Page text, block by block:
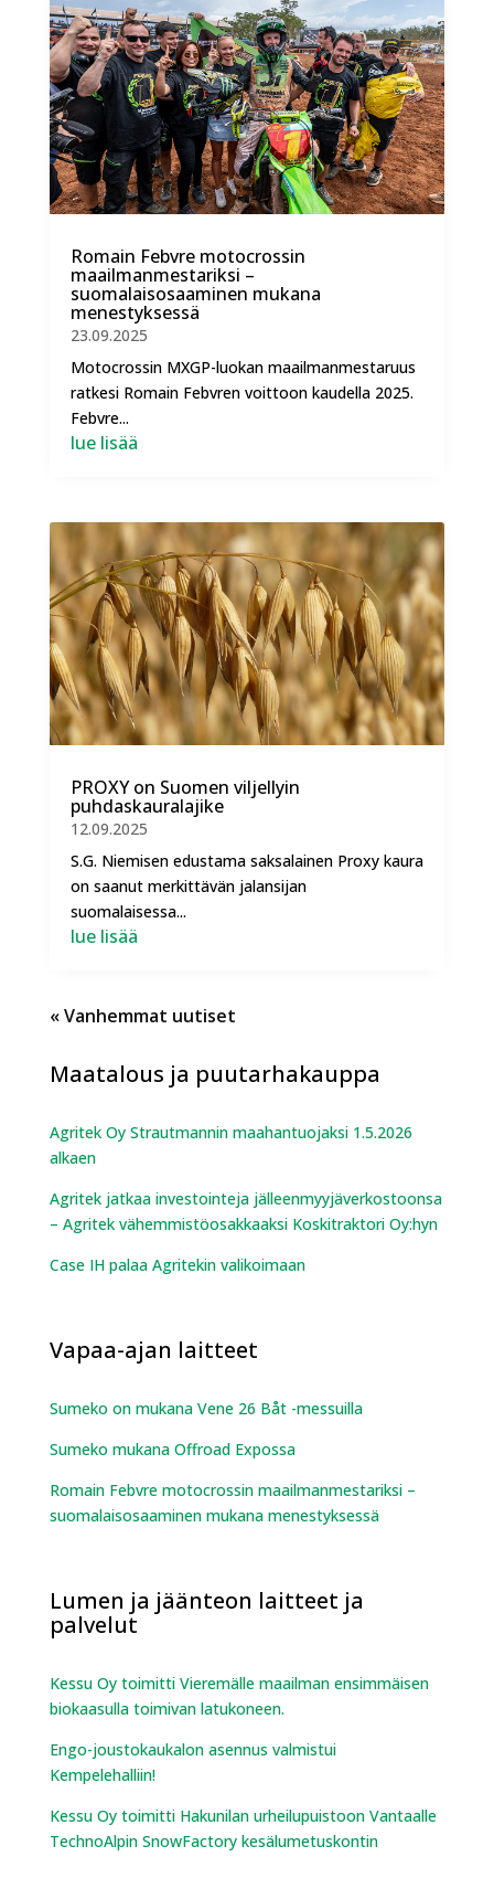
Romain Febvre motocrossin
maailmanmestariksi –
suomalaisosaaminen mukana
menestyksessä
23.09.2025
Motocrossin MXGP-luokan maailmanmestaruus
ratkesi Romain Febvren voittoon kaudella 2025.
Febvre...
lue lisää
PROXY on Suomen viljellyin
puhdaskauralajike
12.09.2025
S.G. Niemisen edustama saksalainen Proxy kaura
on saanut merkittävän jalansijan
suomalaisessa...
lue lisää
« Vanhemmat merkinnät
Maatalous ja puutarhakauppa
Agritek Oy Strautmannin maahantuojaksi 1.5.2026
alkaen
Agritek jatkaa investointeja jälleenmyyjäverkostoonsa
– Agritek vähemmistöosakkaaksi Koskitraktori Oy:hyn
Case IH palaa Agritekin valikoimaan
Vapaa-ajan laitteet
Sumeko on mukana Vene 26 Båt -messuilla
Sumeko mukana Offroad Expossa
Romain Febvre motocrossin maailmanmestariksi –
suomalaisosaaminen mukana menestyksessä
Lumen ja jäänteon laitteet ja
palvelut
Kessu Oy toimitti Vieremälle maailman ensimmäisen
biokaasulla toimivan latukoneen.
Engo-joustokaukalon asennus valmistui
Kempelehalliin!
Kessu Oy toimitti Hakunilan urheilupuistoon Vantaalle
TechnoAlpin SnowFactory kesälumetuskontin